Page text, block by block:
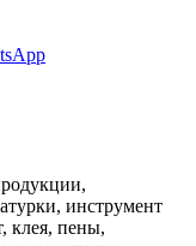
инструмент
клея, пены,